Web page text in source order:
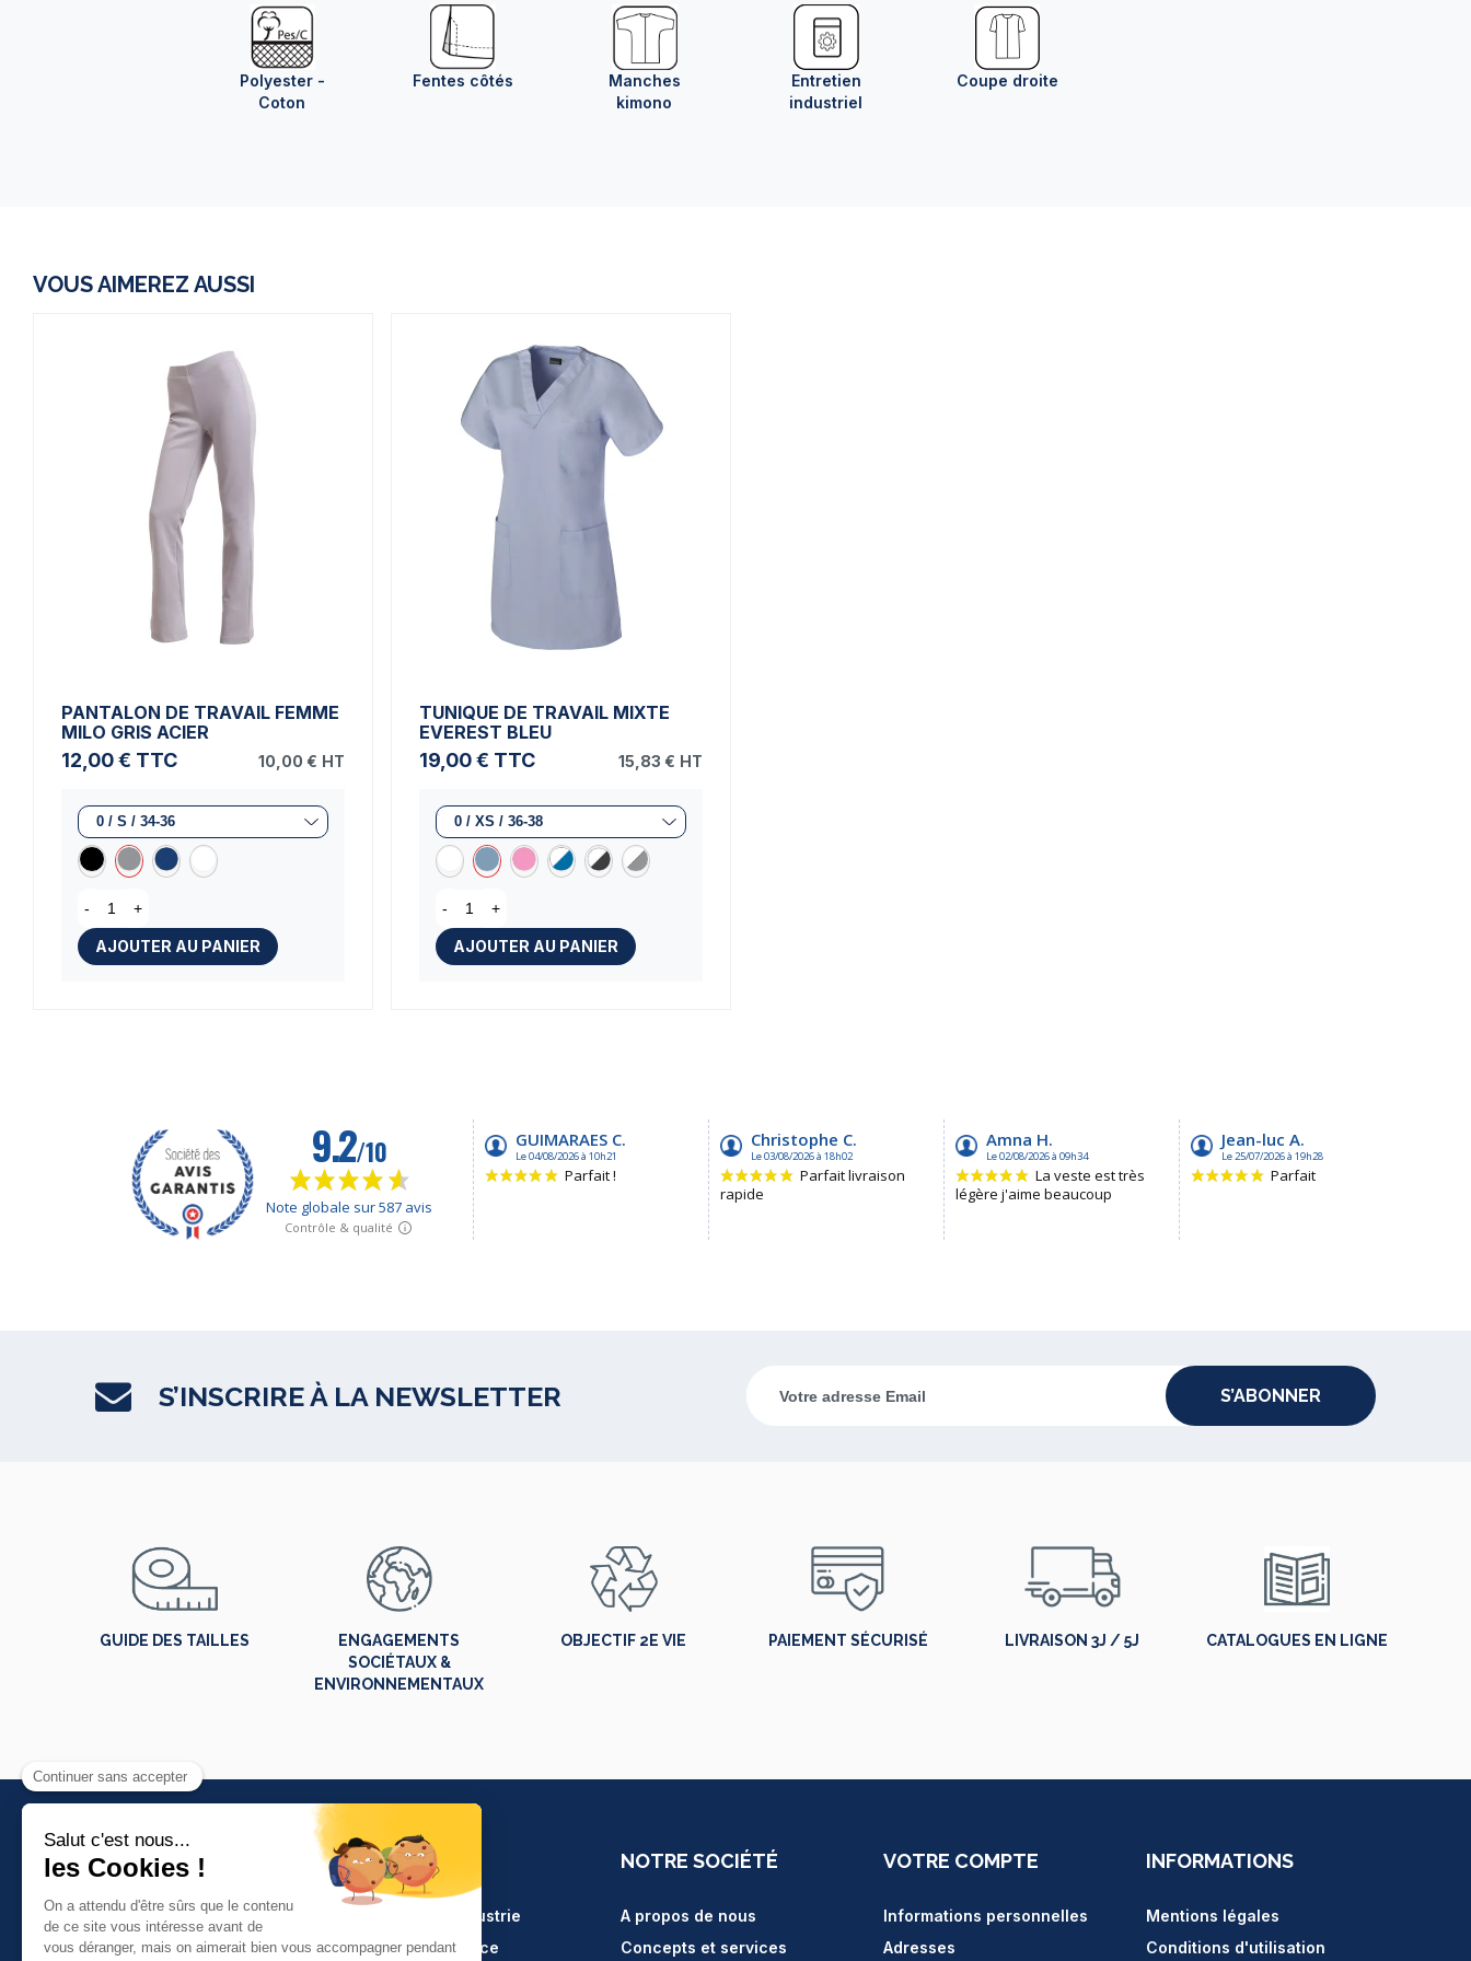
Polyester -
Coton
Fentes côtés
Manches
kimono
Entretien
industriel
Coupe droite
VOUS AIMEREZ AUSSI
PANTALON DE TRAVAIL FEMME
MILO GRIS ACIER
12,00 € TTC 10,00 € HT
- +
AJOUTER AU PANIER
TUNIQUE DE TRAVAIL MIXTE
EVEREST BLEU
19,00 € TTC 15,83 € HT
- +
AJOUTER AU PANIER
S’INSCRIRE À LA NEWSLETTER S’ABONNER
GUIDE DES TAILLES
ENGAGEMENTS
SOCIÉTAUX &
ENVIRONNEMENTAUX
OBJECTIF 2E VIE PAIEMENT SÉCURISÉ LIVRAISON 3J / 5J CATALOGUES EN LIGNE
Molinel Lille
PRODUITS
Artisanat et industrie
Cuisine et service
NOTRE SOCIÉTÉ
A propos de nous
Concepts et services
VOTRE COMPTE
Informations personnelles
Adresses
INFORMATIONS
Mentions légales
Conditions d'utilisation